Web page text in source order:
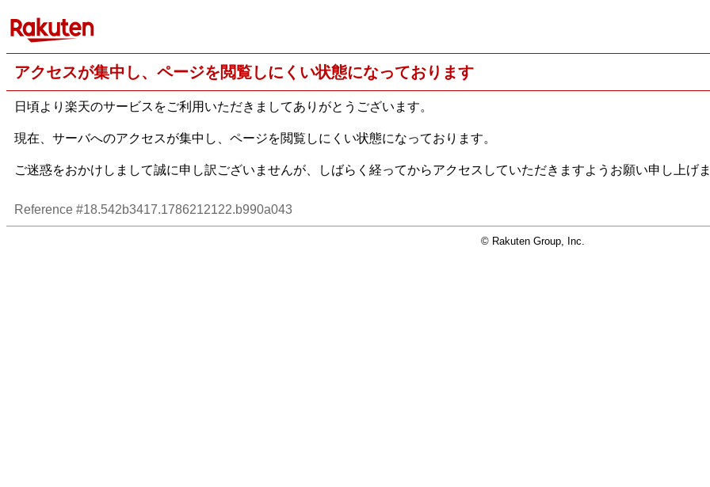
アクセスが集中し、ページを閲覧しにくい状態になっております
日頃より楽天のサービスをご利用いただきましてありがとうございます。
現在、サーバへのアクセスが集中し、ページを閲覧しにくい状態になっております。
ご迷惑をおかけしまして誠に申し訳ございませんが、しばらく経ってからアクセスしていただきますようお願い申し上げ
Reference #18.542b3417.1786212122.b990a043
© Rakuten Group, Inc.